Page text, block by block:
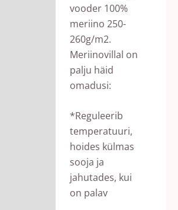
vooder 100%
meriino 250-
260g/m2.
Meriinovillal on
palju häid
omadusi:
*Reguleerib
temperatuuri,
hoides külmas
sooja ja
jahutades, kui
on palav